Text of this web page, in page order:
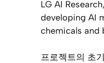
LG AI
developing AI
chemicals and
프로젝트의 초